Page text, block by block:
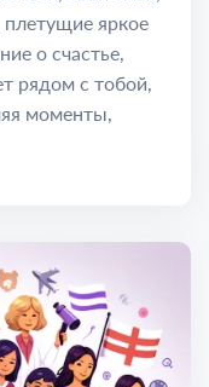
яркое
о счастье,
рядом с тобой,
моменты,